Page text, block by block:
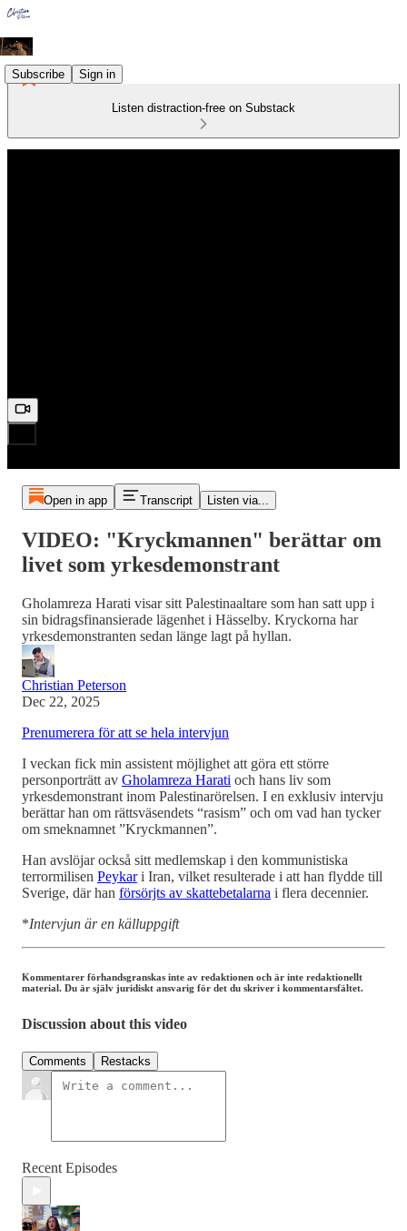
Subscribe Sign in
Listen distraction-free on Substack
Open in app Transcript Listen via...
VIDEO: "Kryckmannen" berättar om
livet som yrkesdemonstrant
Gholamreza Harati visar sitt Palestinaaltare som han satt upp i
sin bidragsfinansierade lägenhet i Hässelby. Kryckorna har
yrkesdemonstranten sedan länge lagt på hyllan.
Christian Peterson
Dec 22, 2025
Prenumerera för att se hela intervjun
I veckan fick min assistent möjlighet att göra ett större
personporträtt av Gholamreza Harati och hans liv som
yrkesdemonstrant inom Palestinarörelsen. I en exklusiv intervju
berättar han om rättsväsendets “rasism” och om vad han tycker
om smeknamnet ”Kryckmannen”.
Han avslöjar också sitt medlemskap i den kommunistiska
terrormilisen Peykari Iran, vilket resulterade i att han flydde till
Sverige, där han försörjts av skattebetalarna i flera decennier.
*Intervjun är en källuppgift
Kommentarer förhandsgranskas inte av redaktionen och är inte redaktionellt
material. Du är själv juridiskt ansvarig för det du skriver i kommentarsfältet.
Discussion about this video
Comments Restacks
Recent Episodes